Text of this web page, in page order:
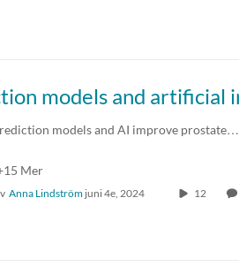
models and AI improve prostate…
Mer
Anna Lindström juni 4e, 2024 12